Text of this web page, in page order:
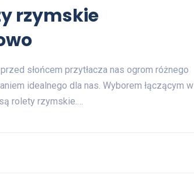
rzymskie
słońcem przytłacza nas ogrom różnego
idealnego dla nas. Wyborem łączącym w
rolety rzymskie.…